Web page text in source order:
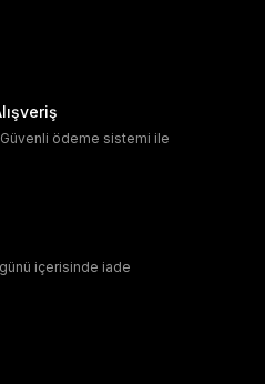
ödeme sistemi ile
günü içerisinde iade